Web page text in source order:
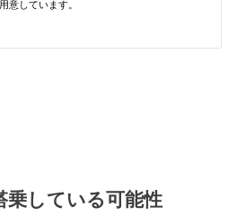
乗している可能性